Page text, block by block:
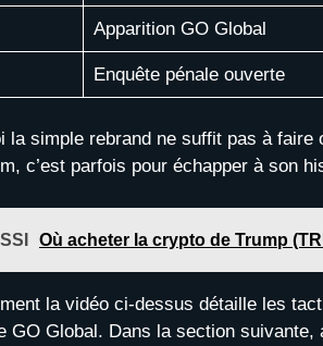
Apparition GO Global
Enquête pénale ouverte
la simple rebrand ne suffit pas à
c’est parfois pour échapper à son
Où acheter la crypto de Trump
la vidéo ci-dessus détaille les
GO Global. Dans la section